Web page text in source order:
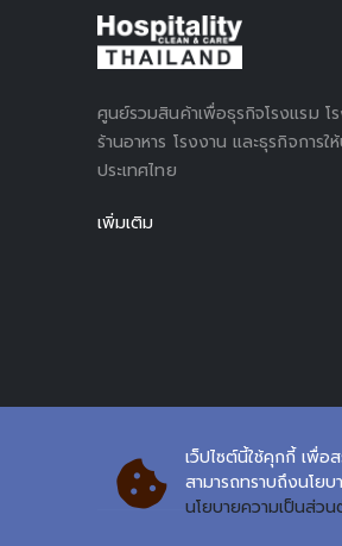
เว็ปไซต์นี้ใช้คุกกี้ เพื่อ
สามารถทราบถึงนโย
นโยบายความเป็นส่ว
ศูนย์รวมสินค้าเพื่อธุรกิจโรงแรม โ
ร้านอาหาร โรงงาน และธุรกิจการใ
ประเทศไทย
เพิ่มเติม